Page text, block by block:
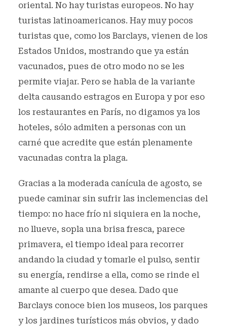
oriental. No hay turistas europeos. No hay
turistas latinoamericanos. Hay muy pocos
turistas que, como los Barclays, vienen de los
Estados Unidos, mostrando que ya están
vacunados, pues de otro modo no se les
permite viajar. Pero se habla de la variante
delta causando estragos en Europa y por eso
los restaurantes en París, no digamos ya los
hoteles, sólo admiten a personas con un
carné que acredite que están plenamente
vacunadas contra la plaga.
Gracias a la moderada canícula de agosto, se
puede caminar sin sufrir las inclemencias del
tiempo: no hace frío ni siquiera en la noche,
no llueve, sopla una brisa fresca, parece
primavera, el tiempo ideal para recorrer
andando la ciudad y tomarle el pulso, sentir
su energía, rendirse a ella, como se rinde el
amante al cuerpo que desea. Dado que
Barclays conoce bien los museos, los parques
y los jardines turísticos más obvios, y dado